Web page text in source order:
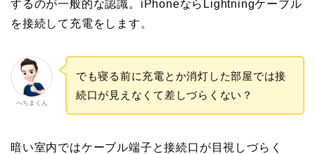
するのが一般的な認識。iPhoneならLightningケーブル
を接続して充電をします。
へちまくん
でも寝る前に充電とか消灯した部屋では接
続口が見えなくて差しづらくない？
暗い室内ではケーブル端子と接続口が目視しづらく